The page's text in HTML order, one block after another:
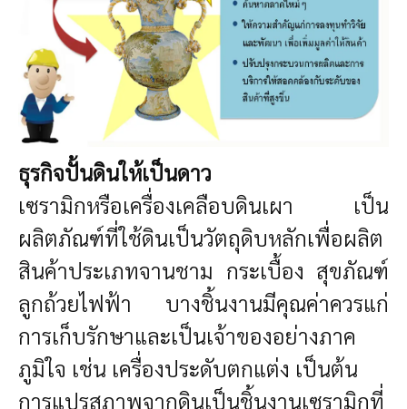
ธุรกิจปั้นดินให้เป็นดาว
เซรามิกหรือเครื่องเคลือบดินเผา เป็น
ผลิตภัณฑ์ที่ใช้ดินเป็นวัตถุดิบหลักเพื่อผลิต
สินค้าประเภทจานชาม กระเบื้อง สุขภัณฑ์
ลูกถ้วยไฟฟ้า บางชิ้นงานมีคุณค่าควรแก่
การเก็บรักษาและเป็นเจ้าของอย่างภาค
ภูมิใจ เช่น เครื่องประดับตกแต่ง เป็นต้น
การแปรสภาพจากดินเป็นชิ้นงานเซรามิกที่